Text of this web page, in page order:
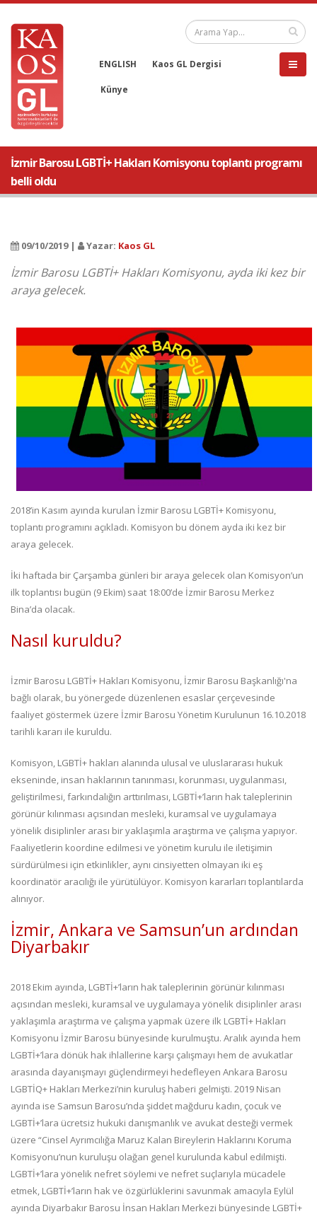
ENGLISH Kaos GL Dergisi
Künye
İzmir Barosu LGBTİ+ Hakları Komisyonu toplantı programı
belli oldu
09/10/2019 | Yazar: Kaos GL
İzmir Barosu LGBTİ+ Hakları Komisyonu, ayda iki kez bir
araya gelecek.
2018’in Kasım ayında kurulan İzmir Barosu LGBTİ+ Komisyonu,
toplantı programını açıkladı. Komisyon bu dönem ayda iki kez bir
araya gelecek.
İki haftada bir Çarşamba günleri bir araya gelecek olan Komisyon’un
ilk toplantısı bugün (9 Ekim) saat 18:00’de İzmir Barosu Merkez
Bina’da olacak.
Nasıl kuruldu?
İzmir Barosu LGBTİ+ Hakları Komisyonu, İzmir Barosu Başkanlığı'na
bağlı olarak, bu yönergede düzenlenen esaslar çerçevesinde
faaliyet göstermek üzere İzmir Barosu Yönetim Kurulunun 16.10.2018
tarihli kararı ile kuruldu.
Komisyon, LGBTİ+ hakları alanında ulusal ve uluslararası hukuk
ekseninde, insan haklarının tanınması, korunması, uygulanması,
geliştirilmesi, farkındalığın arttırılması, LGBTİ+’ların hak taleplerinin
görünür kılınması açısından mesleki, kuramsal ve uygulamaya
yönelik disiplinler arası bir yaklaşımla araştırma ve çalışma yapıyor.
Faaliyetlerin koordine edilmesi ve yönetim kurulu ile iletişimin
sürdürülmesi için etkinlikler, aynı cinsiyetten olmayan iki eş
koordinatör aracılığı ile yürütülüyor. Komisyon kararları toplantılarda
alınıyor.
İzmir, Ankara ve Samsun’un ardından
Diyarbakır
2018 Ekim ayında, LGBTİ+’ların hak taleplerinin görünür kılınması
açısından mesleki, kuramsal ve uygulamaya yönelik disiplinler arası
yaklaşımla araştırma ve çalışma yapmak üzere ilk LGBTİ+ Hakları
Komisyonu İzmir Barosu bünyesinde kurulmuştu. Aralık ayında hem
LGBTİ+’lara dönük hak ihlallerine karşı çalışmayı hem de avukatlar
arasında dayanışmayı güçlendirmeyi hedefleyen Ankara Barosu
LGBTİQ+ Hakları Merkezi’nin kuruluş haberi gelmişti. 2019 Nisan
ayında ise Samsun Barosu’nda şiddet mağduru kadın, çocuk ve
LGBTİ+’lara ücretsiz hukuki danışmanlık ve avukat desteği vermek
üzere “Cinsel Ayrımcılığa Maruz Kalan Bireylerin Haklarını Koruma
Komisyonu’nun kuruluşu olağan genel kurulunda kabul edilmişti.
LGBTİ+’lara yönelik nefret söylemi ve nefret suçlarıyla mücadele
etmek, LGBTİ+’ların hak ve özgürlüklerini savunmak amacıyla Eylül
ayında Diyarbakır Barosu İnsan Hakları Merkezi bünyesinde LGBTİ+